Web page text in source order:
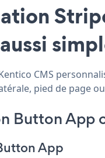
CMS
pied de page
Button App
App